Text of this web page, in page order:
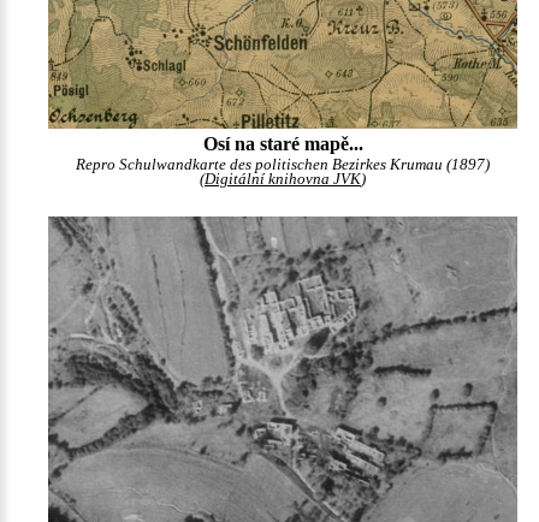
Osí na staré mapě...
Repro Schulwandkarte des politischen Bezirkes Krumau (1897)
(Digitální knihovna JVK)